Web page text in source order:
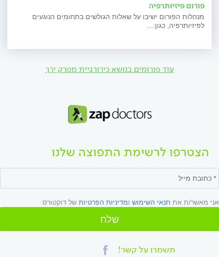
פורום פיזיותרפיה
מנהלות הפורום ישיבו על שאלות הגולשים בתחומים הנוגעים
לפיזיותרפיה, כגון:...
עוד פורומים בנושא כירורגיית מפרק ירך
הצטרפו לרשימת התפוצה שלנו
אני מאשר/ת את תנאי השימוש ומדיניות הפרטיות של דוקטורס
שלח
תשמרו על קשר!